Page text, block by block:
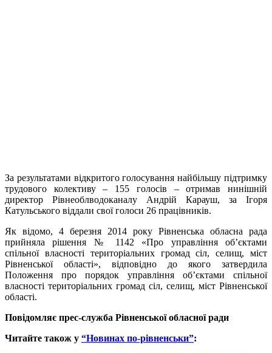
За результатами відкритого голосування найбільшу підтримку
трудового колективу – 155 голосів – отримав нинішній
директор Рівнеоблводоканалу Андрій Карауш, за Ігоря
Катульського віддали свої голоси 26 працівників.
Як відомо, 4 березня 2014 року Рівненська обласна рада
прийняла рішення № 1142 «Про управління об’єктами
спільної власності територіальних громад сіл, селищ, міст
Рівненської області», відповідно до якого затвердила
Положення про порядок управління об’єктами спільної
власності територіальних громад сіл, селищ, міст Рівненської
області.
Повідомляє прес-служба Рівненської обласної ради
Читайте також у “Новинах по-рівненськи”: